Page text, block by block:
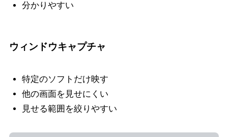
分かりやすい
ウィンドウキャプチャ
特定のソフトだけ映す
他の画面を見せにくい
見せる範囲を絞りやすい